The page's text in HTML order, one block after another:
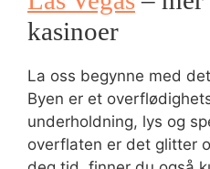
kasinoer
La oss begynne med
Byen er et
underholdning, lys og
overflaten er det glitter